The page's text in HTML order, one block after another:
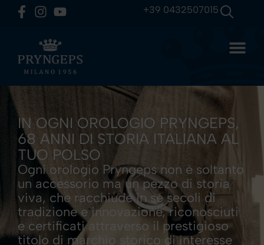
+39 0432507015
IN OGNI OROLOGIO PRYNGEPS,
68 ANNI DI STORIA ITALIANA AL
TUO POLSO
Ogni orologio Pryngeps non è soltanto
un accessorio ma un pezzo di storia
viva, che racchiude in sé secoli di
tradizione e innovazione, riconosciuti
e certificati attraverso il prestigioso
titolo di marchio storico di interesse